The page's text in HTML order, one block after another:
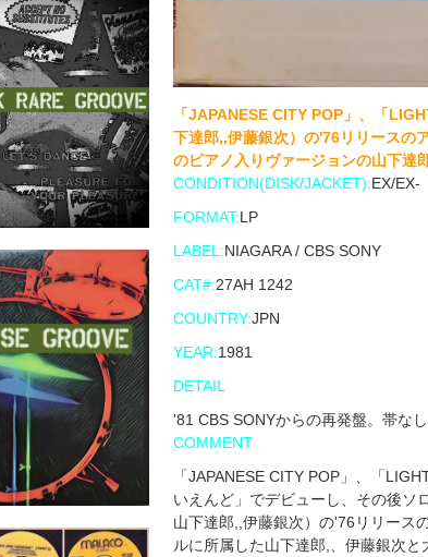
「JAPANESE CITY POP」、「
下達郎,,伊藤銀次）の'76リリースの
のピアノ入りヴァージョンの山下達
CONDITION(DISK/JACKET):EX/EX-
FORMAT:LP
LABEL:NIAGARA / CBS SONY
CAT#:27AH 1242
COUNTRY:JPN
YEAR:1981
DETAIL
'81 CBS SONYからの再発盤。帯な
COMMENT
「JAPANESE CITY POP」、「
いえんど」でデビューし、その後ソ
山下達郎,,伊藤銀次）の'76リリース
ルに所属した山下達郎,、伊藤銀次